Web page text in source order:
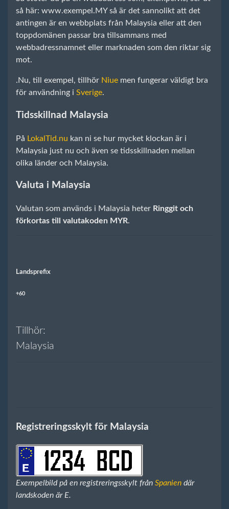
så här: www.exempel.MY så är det sannolikt att det
antingen är en webbplats från Malaysia eller att den
toppdomänen passar bra tillsammans med
webbadressnamnet eller marknaden som den riktar sig
mot.
.Nu, till exempel, tillhör Niue men fungerar väldigt bra
för användning i Sverige.
Tidsskillnad Malaysia
På LokalTid.nu kan ni se hur mycket klockan är i
Malaysia just nu och även se tidsskillnaden mellan
olika länder och Malaysia.
Valuta i Malaysia
Valutan som används i Malaysia heter Ringgit och
förkortas till valutakoden MYR.
Landsprefix
+60
Tillhör:
Malaysia
Registreringsskylt för Malaysia
Exempelbild på en registreringsskylt från Spanien där
landskoden är E.